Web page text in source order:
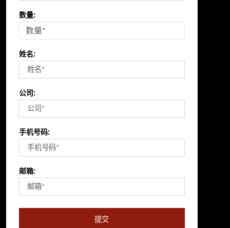
数量:
姓名:
公司:
手机号码:
邮箱:
提交